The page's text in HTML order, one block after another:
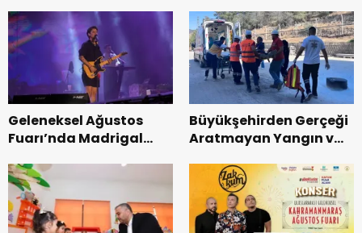
Geleneksel Ağustos
Fuarı’nda Madrigal
Büyükşehirden Gerçeği
Aratmayan Yangın ve